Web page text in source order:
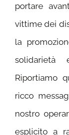
portare
vittime dei
la
solidarietà
Riportiamo
ricco
nostro
esplicito a